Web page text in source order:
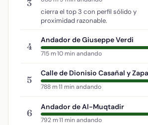
3
cierra el top 3 con perfil sólido y
proximidad razonable.
4
Andador de Giuseppe Verdi
715 m·10 min andando
5
Calle de Dionisio Casañal y
788 m·11 min andando
6
Andador de Al-Muqtadir
792 m·11 min andando